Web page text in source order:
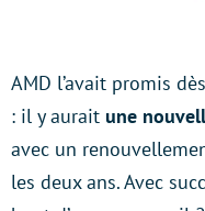
AMD l’avait promis
: il y aurait une
avec un
les deux ans. Avec